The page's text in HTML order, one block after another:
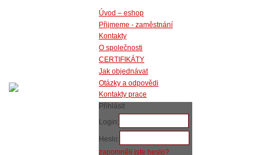
Úvod – eshop
Přijmeme - zaměstnání
Kontakty
O společnosti
CERTIFIKÁTY
Jak objednávat
Otázky a odpovědi
Kontakty prace
Přihlásit
Login:
Heslo:
zapomněli jste heslo?